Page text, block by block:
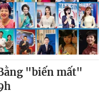
"biến mất"